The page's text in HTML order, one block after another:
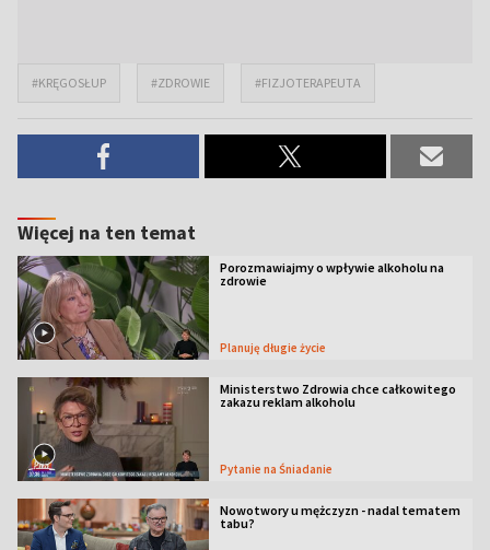
#KRĘGOSŁUP #ZDROWIE #FIZJOTERAPEUTA
Więcej na ten temat
Porozmawiajmy o wpływie alkoholu na
zdrowie
Planuję długie życie
Ministerstwo Zdrowia chce całkowitego
zakazu reklam alkoholu
Pytanie na Śniadanie
Nowotwory u mężczyzn - nadal tematem
tabu?